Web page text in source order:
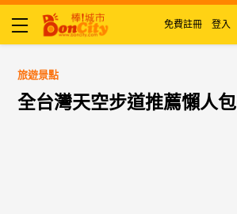
免費註冊 登入
旅遊景點
全台灣天空步道推薦懶人